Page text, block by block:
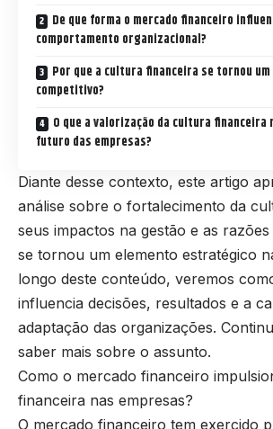
De que forma o mercado financeiro
comportamento organizacional?
Por que a cultura financeira se tornou
competitivo?
O que a valorização da cultura financeira
futuro das empresas?
Diante desse contexto, este artigo
análise sobre o fortalecimento da
seus impactos na gestão e as
se tornou um elemento estratégico
longo deste conteúdo, veremos
influencia decisões, resultados e a
adaptação das organizações.
saber mais sobre o assunto.
Como o mercado financeiro
financeira nas empresas?
O mercado financeiro tem exercido